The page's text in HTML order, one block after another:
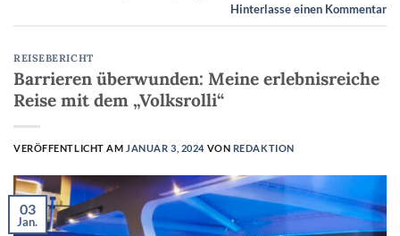
Hinterlasse einen Kommentar
REISEBERICHT
Barrieren überwunden: Meine erlebnisreiche
Reise mit dem „Volksrolli“
VERÖFFENTLICHT AM JANUAR 3, 2024 VON REDAKTION
03
Jan.